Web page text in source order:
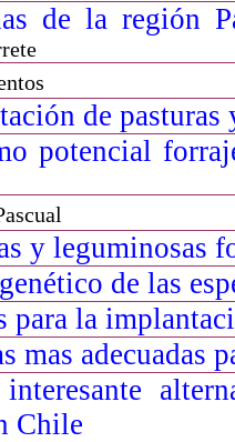
de la región
de pasturas
potencial
y leguminosas
de las
para la
mas adecuadas
Chile